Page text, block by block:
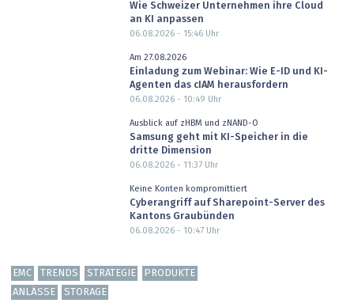
Wie Schweizer Unternehmen ihre Cloud
an KI anpassen
06.08.2026 - 15:46Uhr
Am 27.08.2026
Einladung zum Webinar: Wie E-ID und KI-
Agenten das cIAM herausfordern
06.08.2026 - 10:49 Uhr
Ausblick auf zHBM und zNAND-O
Samsung geht mit KI-Speicher in die
dritte Dimension
06.08.2026 - 11:37Uhr
Keine Konten kompromittiert
Cyberangriff auf Sharepoint-Server des
Kantons Graubünden
06.08.2026 - 10:47Uhr
EMC TRENDS STRATEGIE
PRODUKTE
ANLÄSSE
STORAGE